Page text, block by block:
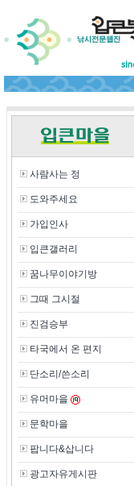
사람사는 정
도와주세요
가입인사
입큰갤러리
꿈나무이야기방
그때 그시절
진검승부
타국에서 온 편지
단소리/쓴소리
유머마을
문학마을
팝니다&삽니다
광고자유게시판